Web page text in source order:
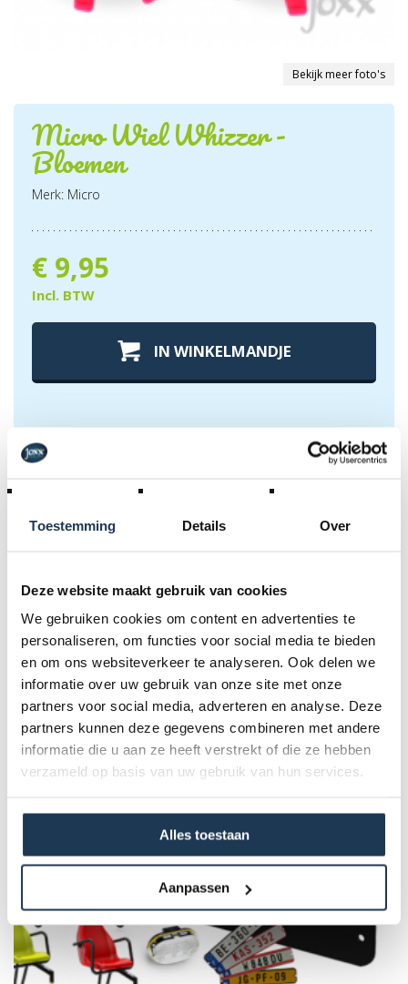
Toestemming Details Over
Deze website maakt gebruik van cookies
We gebruiken cookies om content en advertenties te
personaliseren, om functies voor social media te bieden
en om ons websiteverkeer te analyseren. Ook delen we
informatie over uw gebruik van onze site met onze
partners voor social media, adverteren en analyse. Deze
partners kunnen deze gegevens combineren met andere
informatie die u aan ze heeft verstrekt of die ze hebben
verzameld op basis van uw gebruik van hun services.
Alles toestaan
Aanpassen
Bekijk meer foto's
Micro Wiel Whizzer -
Bloemen
Merk: Micro
€ 9,95
Incl. BTW
IN WINKELMANDJE
Extra info overmicro wiel whizzer
Deze funky wiel whizzers zijn geweldig om te verzamelen
en te ruilen. Ze passen perfect op jouw mini en maxi Micro
scooters. Klik de wiel whizzers eenvoudig en veilig op de
wielen en maak prachtige patronen als de wielen draaien.
Te verkrijgen in verschillende kleuren en prints!
Dit product behoort tot de
volgende categorie(ën)